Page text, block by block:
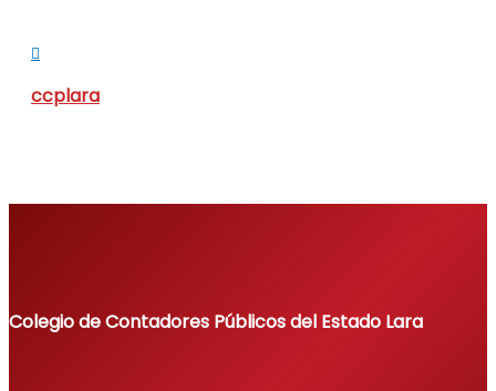
ccplara
Colegio de Contadores Públicos del Estado Lara